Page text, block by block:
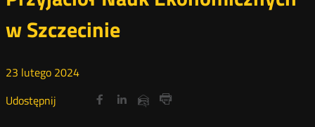
w Szczecinie
23 lutego 2024
Udostępnij
Udostępnij
Nowa
Udostępnij
Nowa
Udostępnij
Nowa Udostępnij